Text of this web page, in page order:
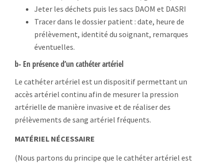
Jeter les déchets puis les sacs DAOM et DASRI
Tracer dans le dossier patient : date, heure de
prélèvement, identité du soignant, remarques
éventuelles.
b- En présence d’un cathéter artériel
Le cathéter artériel est un dispositif permettant un
accès artériel continu afin de mesurer la pression
artérielle de manière invasive et de réaliser des
prélèvements de sang artériel fréquents.
MATÉRIEL NÉCESSAIRE
(Nous partons du principe que le cathéter artériel est